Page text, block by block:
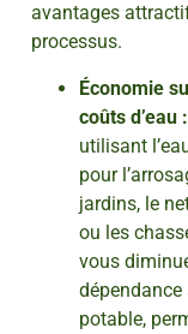
avantages
processus.
Économie
coûts d’eau :
utilisant
pour
jardins, le
ou les
vous
dépendance
potable,